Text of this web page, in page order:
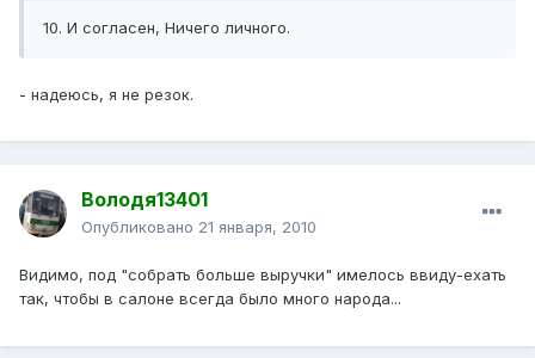
10. И согласен, Ничего личного.
- надеюсь, я не резок.
Володя13401
Опубликовано 21 января, 2010
Видимо, под "собрать больше выручки" имелось ввиду-ехать
так, чтобы в салоне всегда было много народа...